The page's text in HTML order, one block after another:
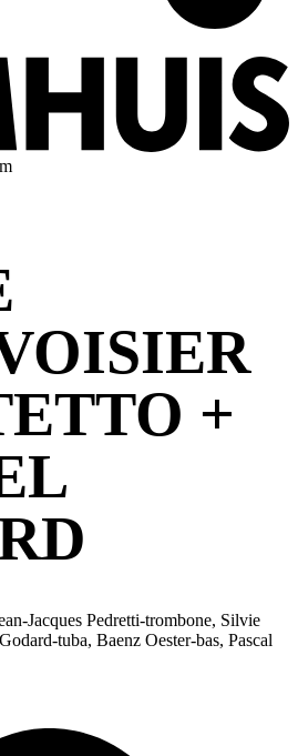
+
Jacques Pedretti-trombone, Silvie
tuba, Baenz Oester-bas, Pascal